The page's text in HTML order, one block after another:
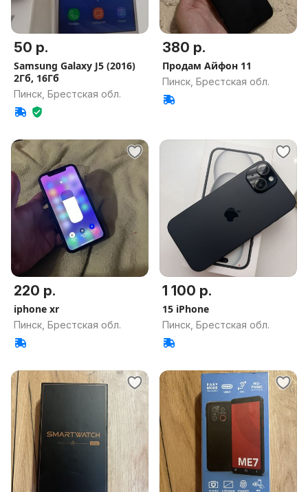
50 р.
Samsung Galaxy J5 (2016)
2Гб, 16Гб
Пинск, Брестская обл.
380 р.
Продам Айфон 11
Пинск, Брестская обл.
220 р.
iphone xr
Пинск, Брестская обл.
1 100 р.
15 iPhone
Пинск, Брестская обл.